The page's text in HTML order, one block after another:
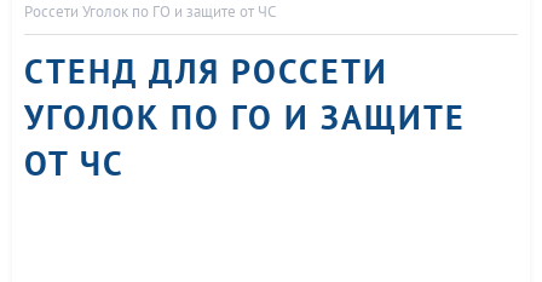
Россети Уголок по ГО и защите от ЧС
СТЕНД ДЛЯ РОССЕТИ
УГОЛОК ПО ГО И ЗАЩИТЕ
ОТ ЧС